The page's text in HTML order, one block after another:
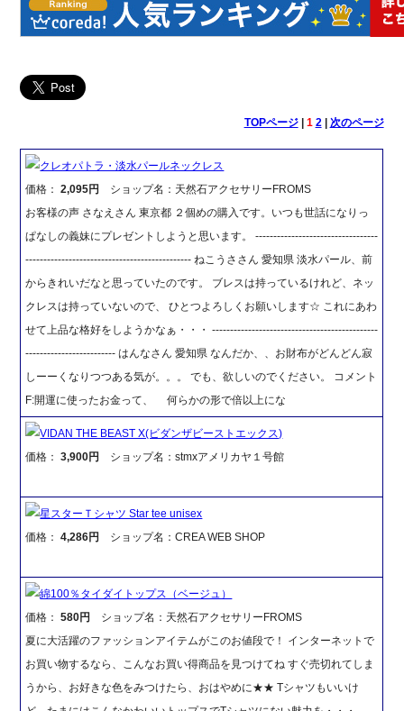
TOPページ| 1 2| 次のページ
クレオパトラ・淡水パールネックレス
価格：2,095円
ショップ名：天然石アクセサリーFROMS
お客様の声 さなえさん 東京都 ２個めの購入です。いつも世話になりっ
ぱなしの義妹にプレゼントしようと思います。 ----------------------------------
---------------------------------------------- ねこうささん 愛知県 淡水パール、前
からきれいだなと思っていたのです。 ブレスは持っているけれど、ネッ
クレスは持っていないので、 ひとつよろしくお願いします☆ これにあわ
せて上品な格好をしようかなぁ・・・ ----------------------------------------------
------------------------- はんなさん 愛知県 なんだか、、お財布がどんどん寂
しーーくなりつつある気が。。。 でも、欲しいのでください。 コメント
F:開運に使ったお金って、 何らかの形で倍以上にな
VIDAN THE BEAST X(ビダンザビーストエックス)
価格：3,900円 ショップ名：stmxアメリカヤ１号館
星スターＴシャツ Star tee unisex
価格：4,286円 ショップ名：CREA WEB SHOP
綿100％タイダイトップス（ベージュ）
価格：580円
ショップ名：天然石アクセサリーFROMS
夏に大活躍のファッションアイテムがこのお値段で！ インターネットで
お買い物するなら、こんなお買い得商品を見つけてね すぐ売切れてしま
うから、お好きな色をみつけたら、おはやめに★★ Tシャツもいいけ